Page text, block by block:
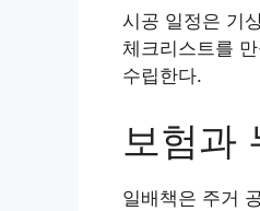
시공 일정은 기
체크리스트를
수립한다.
보험과
일배책은 주거